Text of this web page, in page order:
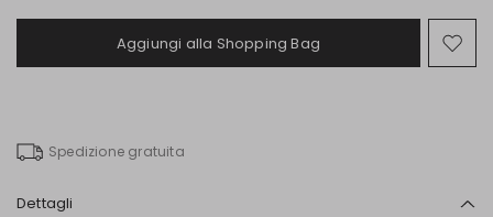
Aggiungi alla Shopping Bag
Spedizione gratuita
Dettagli